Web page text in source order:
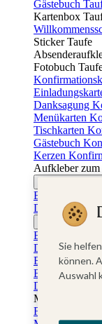
Gästebuch
Kartenbox
Sticker Taufe
Fotobuch
Danksagung
Menükarten
Tischkarten
Gästebuch
Kerzen
Aufkleber
Dankeskarten
Dankeskarten
Danksagung
Muttertag
Fotogeschenke
Sie
können.
Auswahl